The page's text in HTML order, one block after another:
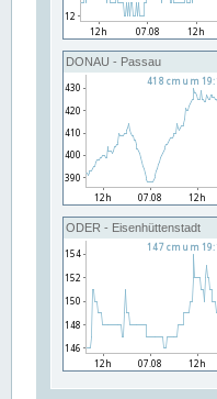
DONAU - Passau
ODER - Eisenhüttenstadt